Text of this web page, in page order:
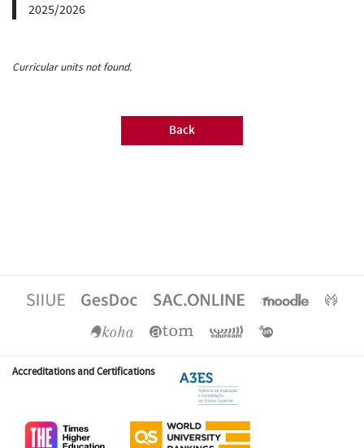
2025/2026
Curricular units not found.
Back
Accreditations and Certifications